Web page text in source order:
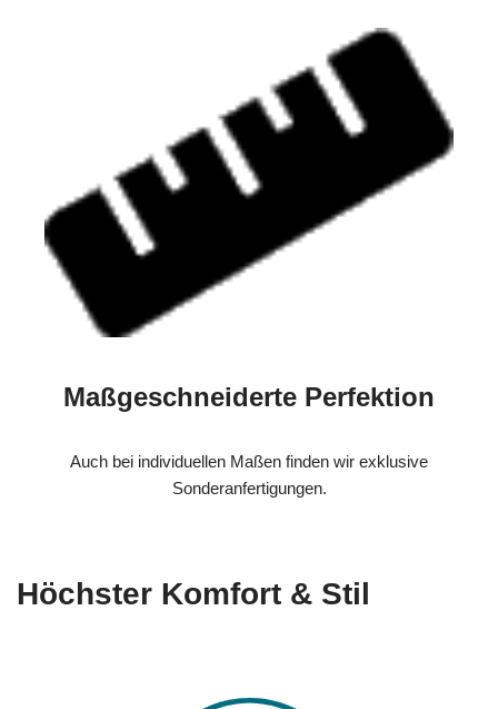
Maßgeschneiderte Perfektion
Auch bei individuellen Maßen finden wir exklusive
Sonderanfertigungen.
Höchster Komfort & Stil